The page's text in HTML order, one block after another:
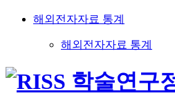
해외전자자료 통계
해외전자자료 통계